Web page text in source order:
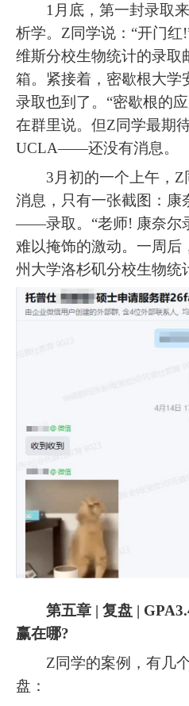
1月底，第一封录取
析学。Z同学说：“开门红
维斯分校生物统计的录取
箱。紧接着，密歇根大学
录取也到了。“密歇根的
在群里说。但Z同学最
UCLA——还没有消息。
3月初的一个上午，Z
消息，只有一张截图：康
——录取。“老师! 康奈尔
难以掩饰的激动。一周后
州大学洛杉矶分校生物
第五章 | 复盘 |
赢在哪?
Z同学的案例，有几个
盘：